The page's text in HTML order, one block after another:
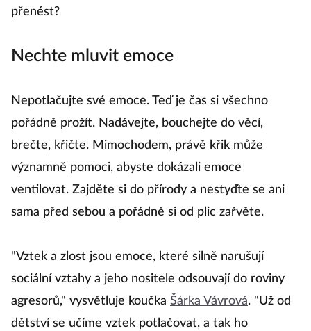
přenést?
Nechte mluvit emoce
Nepotlačujte své emoce. Teď je čas si všechno
pořádně prožít. Nadávejte, bouchejte do věcí,
brečte, křičte. Mimochodem, právě křik může
významně pomoci, abyste dokázali emoce
ventilovat. Zajděte si do přírody a nestyďte se ani
sama před sebou a pořádně si od plic zařvěte.
"Vztek a zlost jsou emoce, které silně narušují
sociální vztahy a jeho nositele odsouvají do roviny
agresorů," vysvětluje koučka Šárka Vávrová. "Už od
dětství se učíme vztek potlačovat, a tak ho